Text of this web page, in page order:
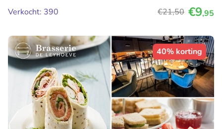
Verkocht: 390
€21,50 €9,95
40% korting